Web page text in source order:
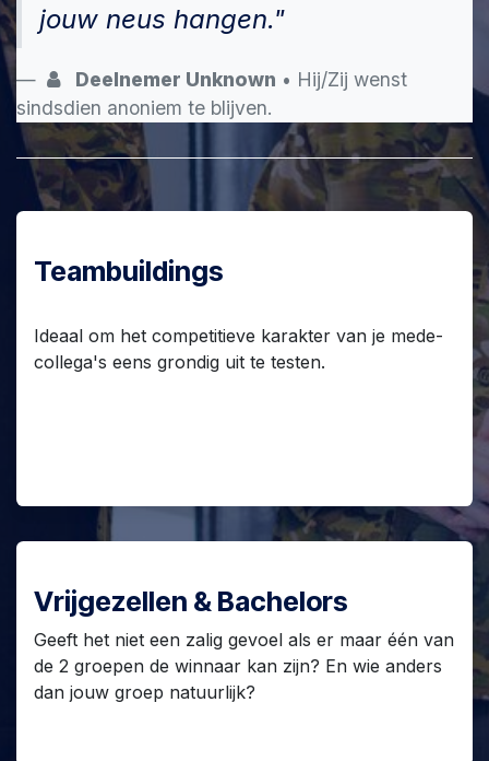
jouw neus hangen."
Deelnemer Unknown • Hij/Zij wenst
sindsdien anoniem te blijven.
Teambuildings
Ideaal om het competitieve karakter van je mede-
collega's eens grondig uit te testen.
Vrijgezellen & Bachelors
Geeft het niet een zalig gevoel als er maar één van
de 2 groepen de winnaar kan zijn? En wie anders
dan jouw groep natuurlijk?